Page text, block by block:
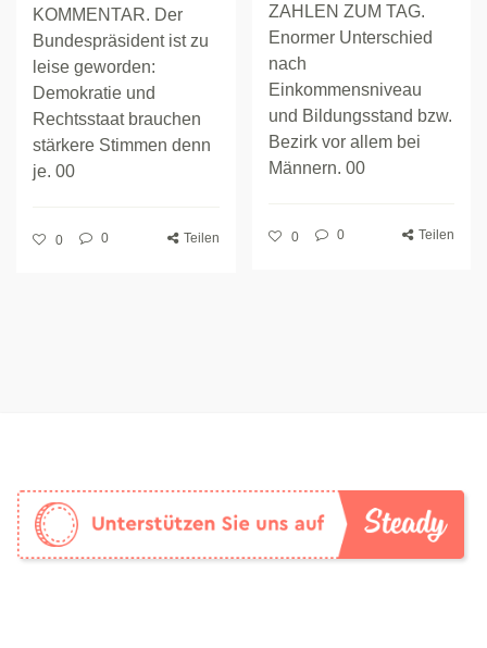
KOMMENTAR. Der
Bundespräsident ist zu
leise geworden:
Demokratie und
Rechtsstaat brauchen
stärkere Stimmen denn
je. 00
0 0 Teilen
ZAHLEN ZUM TAG.
Enormer Unterschied
nach
Einkommensniveau
und Bildungsstand bzw.
Bezirk vor allem bei
Männern. 00
0 0 Teilen